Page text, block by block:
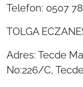
Telefon: 0507
TOLGA
Adres: Tecde
No:226/C,